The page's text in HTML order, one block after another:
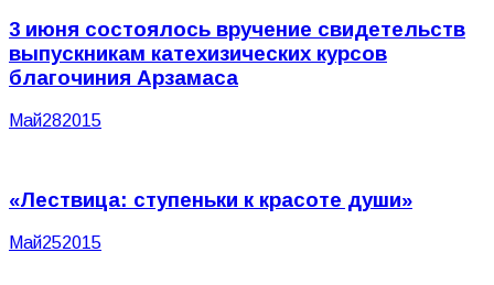
3 июня состоялось вручение свидетельств
выпускникам катехизических курсов
благочиния Арзамаса
Май282015
«Лествица: ступеньки к красоте души»
Май252015